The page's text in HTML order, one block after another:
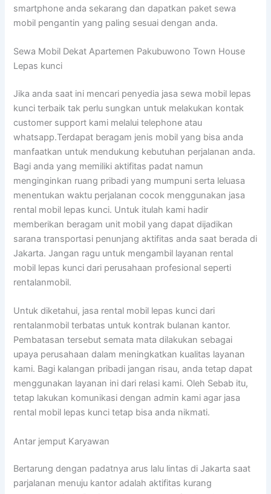
smartphone anda sekarang dan dapatkan paket sewa
mobil pengantin yang paling sesuai dengan anda.
Sewa Mobil Dekat Apartemen Pakubuwono Town House
Lepas kunci
Jika anda saat ini mencari penyedia jasa sewa mobil lepas
kunci terbaik tak perlu sungkan untuk melakukan kontak
customer support kami melalui telephone atau
whatsapp.Terdapat beragam jenis mobil yang bisa anda
manfaatkan untuk mendukung kebutuhan perjalanan anda.
Bagi anda yang memiliki aktifitas padat namun
menginginkan ruang pribadi yang mumpuni serta leluasa
menentukan waktu perjalanan cocok menggunakan jasa
rental mobil lepas kunci. Untuk itulah kami hadir
memberikan beragam unit mobil yang dapat dijadikan
sarana transportasi penunjang aktifitas anda saat berada di
Jakarta. Jangan ragu untuk mengambil layanan rental
mobil lepas kunci dari perusahaan profesional seperti
rentalanmobil.
Untuk diketahui, jasa rental mobil lepas kunci dari
rentalanmobil terbatas untuk kontrak bulanan kantor.
Pembatasan tersebut semata mata dilakukan sebagai
upaya perusahaan dalam meningkatkan kualitas layanan
kami. Bagi kalangan pribadi jangan risau, anda tetap dapat
menggunakan layanan ini dari relasi kami. Oleh Sebab itu,
tetap lakukan komunikasi dengan admin kami agar jasa
rental mobil lepas kunci tetap bisa anda nikmati.
Antar jemput Karyawan
Bertarung dengan padatnya arus lalu lintas di Jakarta saat
parjalanan menuju kantor adalah aktifitas kurang